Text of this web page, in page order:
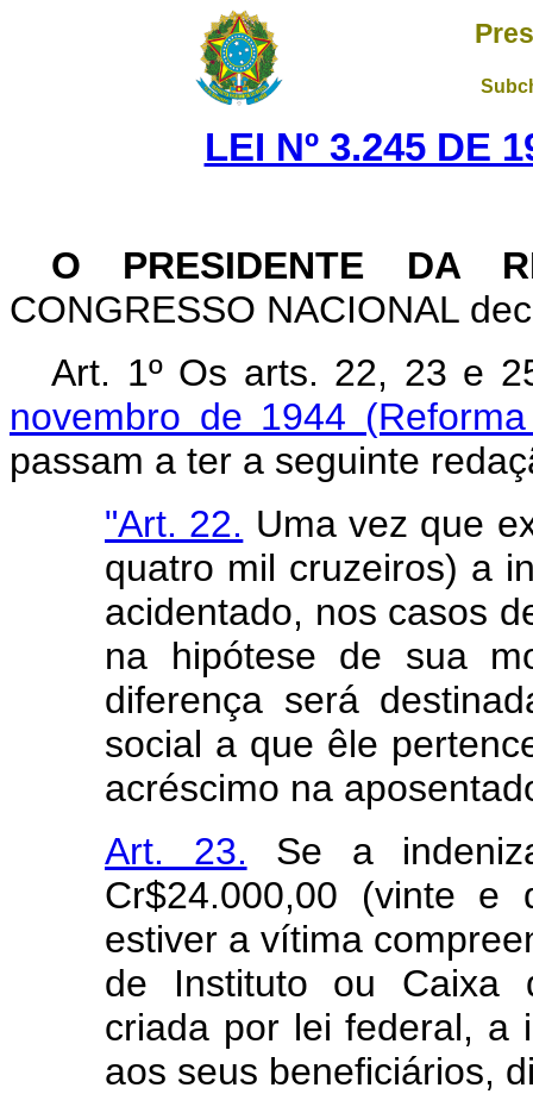
LEI Nº 3.245 DE
O PRESIDENTE DA
CONGRESSO NACIONAL
Art. 1º Os arts. 22, 23 e
novembro de 1944
passam a ter a seguinte
"Art. 22. Uma vez que
quatro mil cruzeiros) a
acidentado, nos casos
na hipótese de sua
diferença será
social a que êle
acréscimo na
Art. 23. Se a
Cr$24.000,00 (vinte e
estiver a vítima
de Instituto ou Caixa
criada por lei federal, a
aos seus beneficiários,